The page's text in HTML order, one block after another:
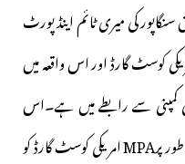
کی میری ٹائم اینڈ پورٹ
کوسٹ گارڈ اور اس واقعہ میں
کمپنی سے رابطے میں ہے۔اس
نے ایک بیان میں کہا فلیگ اسٹیٹ کے طور پرMPA امریکی کوسٹ گارڈ کو